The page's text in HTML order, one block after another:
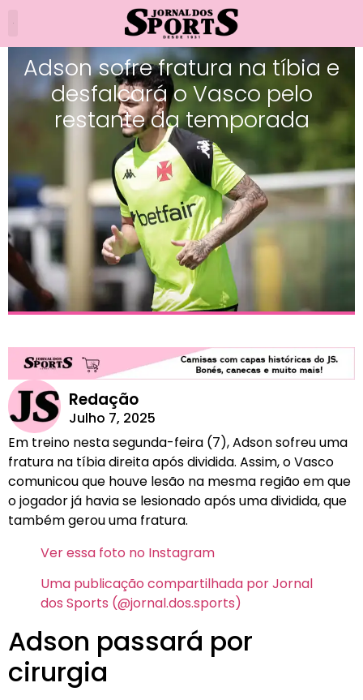
Adson sofre fratura na tíbia e
desfalcará o Vasco pelo
restante da temporada
Redação
Julho 7, 2025
Em treino nesta segunda-feira (7), Adson sofreu uma
fratura na tíbia direita após dividida. Assim, o Vasco
comunicou que houve lesão na mesma região em que
o jogador já havia se lesionado após uma dividida, que
também gerou uma fratura.
Ver essa foto no Instagram
Uma publicação compartilhada por Jornal
dos Sports (@jornal.dos.sports)
Adson passará por
cirurgia